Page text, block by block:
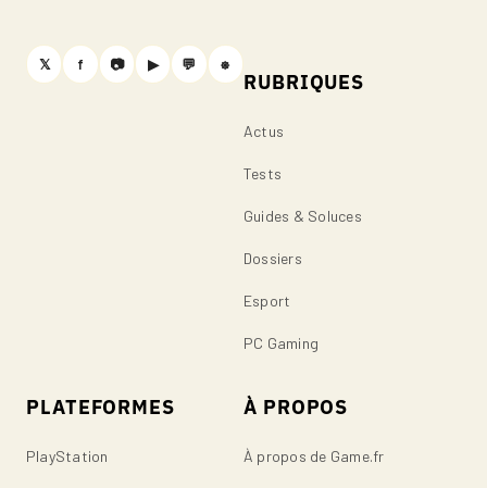
𝕏 f 📷 ▶ 💬 ⎈
RUBRIQUES
Actus
Tests
Guides & Soluces
Dossiers
Esport
PC Gaming
PLATEFORMES
PlayStation
À PROPOS
À propos de Game.fr